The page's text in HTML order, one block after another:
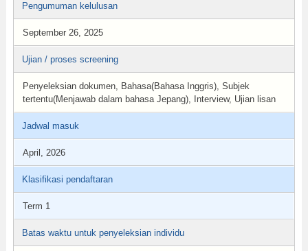
Pengumuman kelulusan
September 26, 2025
Ujian / proses screening
Penyeleksian dokumen, Bahasa(Bahasa Inggris), Subjek
tertentu(Menjawab dalam bahasa Jepang), Interview, Ujian lisan
Jadwal masuk
April, 2026
Klasifikasi pendaftaran
Term 1
Batas waktu untuk penyeleksian individu